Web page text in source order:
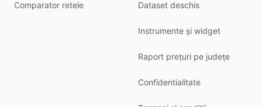
Comparator retele Dataset deschis
Instrumente și widget
Raport prețuri pe județe
Confidentialitate